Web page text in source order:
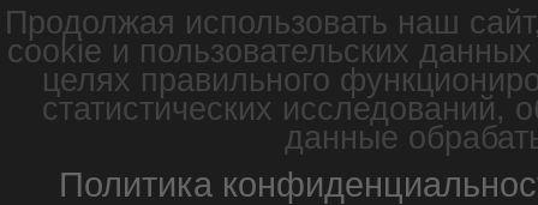
Продолжая использовать наш
cookie и пользовательских
целях правильного
статистических
данные
Политика